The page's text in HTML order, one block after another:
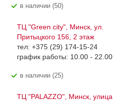
В наличии (50)
ТЦ "Green city", Минск, ул.
Притыцкого 156, 2 этаж
тел: +375 (29) 174-15-24
график работы: 10.00 - 22.00
В наличии (25)
ТЦ "PALAZZO", Минск, улица